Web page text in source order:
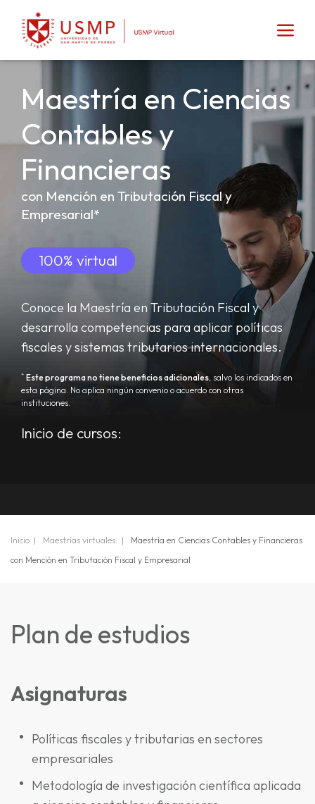
Maestría en Ciencias
Contables y
Financieras
con Mención en Tributación Fiscal y
Empresarial*
100% virtual
Conoce la Maestría en Tributación Fiscal y
desarrolla competencias para aplicar políticas
fiscales y sistemas tributarios internacionales.
* Este programa no tiene beneficios adicionales, salvo los indicados en
esta página. No aplica ningún convenio o acuerdo con otras
instituciones.
Inicio de cursos:
Inicio Maestrías virtuales:
Maestría en Ciencias Contables y Financieras
con Mención en Tributación Fiscal y Empresarial
Plan de estudios
Asignaturas
Políticas fiscales y tributarias en sectores
empresariales
Metodología de investigación científica aplicada